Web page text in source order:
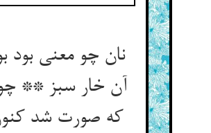
نان چو معنی بود
آن خار سبز **
که صورت شد